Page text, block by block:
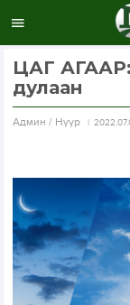
ЦАГ АГААР:
дулаан
Aдмин / Нүүр